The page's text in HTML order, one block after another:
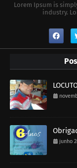
Lorem Ipsum is
industry.
junho